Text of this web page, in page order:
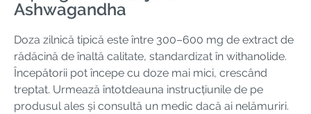
Ashwagandha
Doza zilnică tipică este între 300–600 mg de extract de
rădăcină de înaltă calitate, standardizat în withanolide.
Începătorii pot începe cu doze mai mici, crescând
treptat. Urmează întotdeauna instrucțiunile de pe
produsul ales și consultă un medic dacă ai nelămuriri.